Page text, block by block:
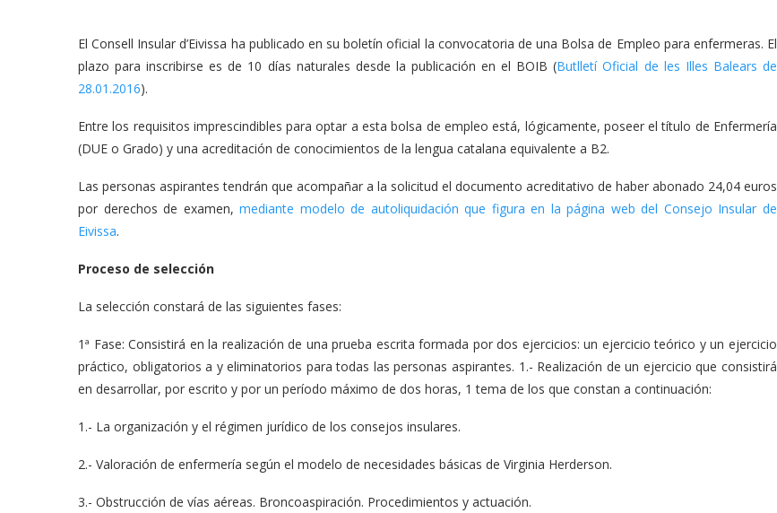
El Consell Insular d’Eivissa ha publicado en su boletín oficial la convocatoria de una Bolsa de Empleo para enfermeras. El
plazo para inscribirse es de 10 días naturales desde la publicación en el BOIB (Butlletí Oficial de les Illes Balears de
28.01.2016).
Entre los requisitos imprescindibles para optar a esta bolsa de empleo está, lógicamente, poseer el título de Enfermería
(DUE o Grado) y una acreditación de conocimientos de la lengua catalana equivalente a B2.
Las personas aspirantes tendrán que acompañar a la solicitud el documento acreditativo de haber abonado 24,04 euros
por derechos de examen,mediante modelo de autoliquidación que figura en la página web del Consejo Insular de
Eivissa.
Proceso de selección
La selección constará de las siguientes fases:
1ª Fase: Consistirá en la realización de una prueba escrita formada por dos ejercicios: un ejercicio teórico y un ejercicio
práctico, obligatorios a y eliminatorios para todas las personas aspirantes. 1.- Realización de un ejercicio que consistirá
en desarrollar, por escrito y por un período máximo de dos horas, 1 tema de los que constan a continuación:
1.- La organización y el régimen jurídico de los consejos insulares.
2.- Valoración de enfermería según el modelo de necesidades básicas de Virginia Herderson.
3.- Obstrucción de vías aéreas. Broncoaspiración. Procedimientos y actuación.